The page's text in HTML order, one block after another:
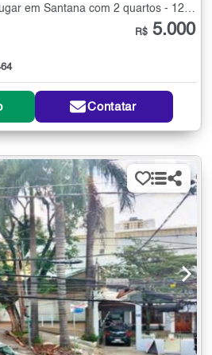
Ponto Comercial para Alugar em Santana com 2 quartos - 120 m²
R$ 5.000
Contatar